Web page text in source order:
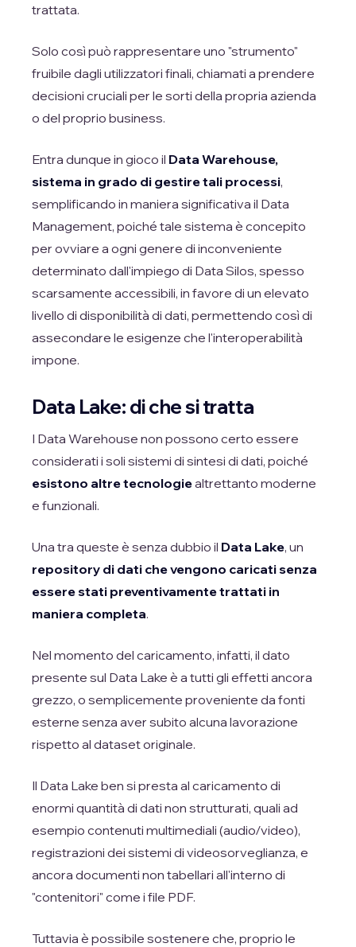
trattata.
Solo così può rappresentare uno "strumento"
fruibile dagli utilizzatori finali, chiamati a prendere
decisioni cruciali per le sorti della propria azienda
o del proprio business.
Entra dunque in gioco il Data Warehouse,
sistema in grado di gestire tali processi,
semplificando in maniera significativa il Data
Management, poiché tale sistema è concepito
per ovviare a ogni genere di inconveniente
determinato dall'impiego di Data Silos, spesso
scarsamente accessibili, in favore di un elevato
livello di disponibilità di dati, permettendo così di
assecondare le esigenze che l'interoperabilità
impone.
Data Lake: di che si tratta
I Data Warehouse non possono certo essere
considerati i soli sistemi di sintesi di dati, poiché
esistono altre tecnologiealtrettanto moderne
e funzionali.
Una tra queste è senza dubbio il Data Lake, un
repository di dati che vengono caricati senza
essere stati preventivamente trattati in
maniera completa.
Nel momento del caricamento, infatti, il dato
presente sul Data Lake è a tutti gli effetti ancora
grezzo, o semplicemente proveniente da fonti
esterne senza aver subito alcuna lavorazione
rispetto al dataset originale.
Il Data Lake ben si presta al caricamento di
enormi quantità di dati non strutturati, quali ad
esempio contenuti multimediali (audio/video),
registrazioni dei sistemi di videosorveglianza, e
ancora documenti non tabellari all'interno di
"contenitori" come i file PDF.
Tuttavia è possibile sostenere che, proprio le